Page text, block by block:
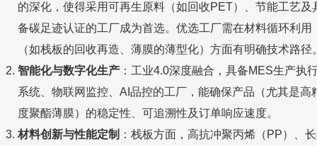
的深化，使得采用可再生原料（如回收PET）、节能工艺及
备碳足迹认证的工厂成为首选。优选工厂需在材料循环利用
（如栈板的回收再造、薄膜的薄型化）方面有明确技术路径
智能化与数字化生产 ：工业4.0深度融合，具备MES生产执
系统、物联网监控、AI品控的工厂，能确保产品（尤其是高
度聚酯薄膜）的稳定性、可追溯性及订单响应速度。
材料创新与性能定制 ：栈板方面，高抗冲聚丙烯（PP）、